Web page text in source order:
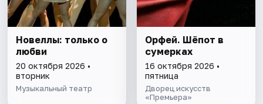
Новеллы: только о
любви
20 октября 2026 •
вторник
Музыкальный театр
Орфей. Шёпот в
сумерках
16 октября 2026 •
пятница
Дворец искусств
«Премьера»